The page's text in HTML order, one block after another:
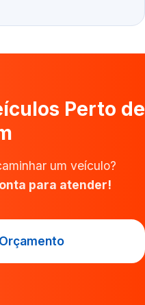
Perto de
um veículo?
para atender!